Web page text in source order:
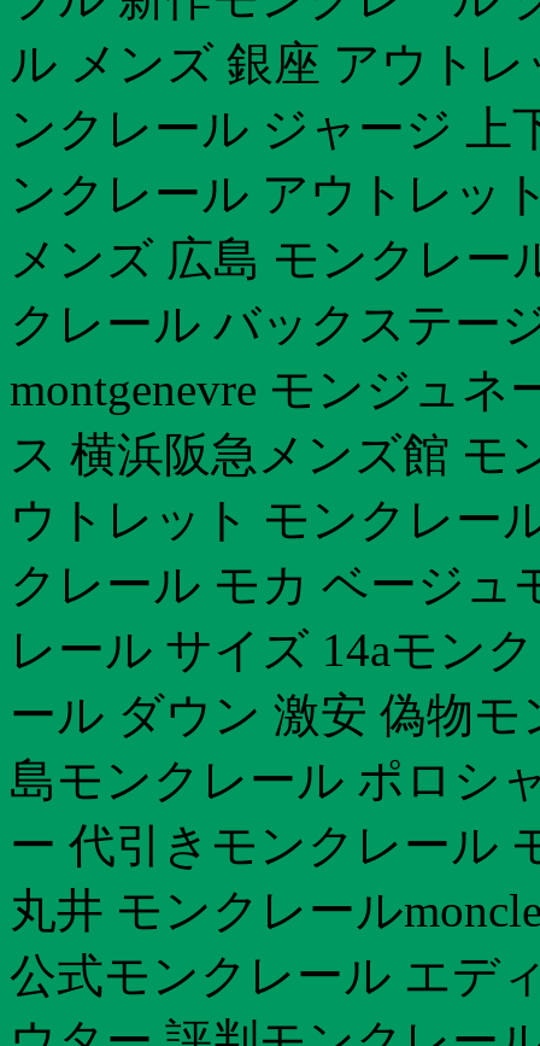
ル メンズ 銀座 アウト
ンクレール ジャージ 上
ンクレール アウトレッ
メンズ 広島 モンクレー
クレール バックステー
montgenevre モンジュ
ス 横浜阪急メンズ館 モ
ウトレット モンクレー
クレール モカ ベージュ
レール サイズ 14aモン
ール ダウン 激安 偽物
島モンクレール ポロシ
ー 代引きモンクレール
丸井 モンクレール
公式モンクレール エデ